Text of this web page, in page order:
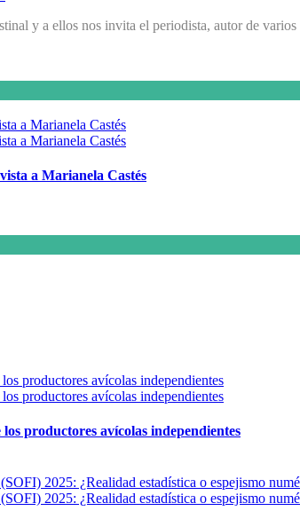
y a ellos nos invita el periodista, autor de
a Marianela Castés
productores avícolas independientes